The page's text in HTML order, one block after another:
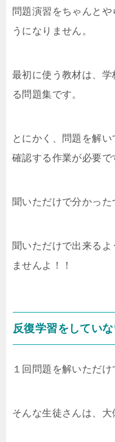
問題演習をちゃんと
うになりません。
最初に使う教材は、
る問題集です。
とにかく、問題を解
確認する作業が必要で
聞いただけで分かった
聞いただけで出来る
ませんよ！！
反復学習をしてい
１回問題を解いただけ
そんな生徒さんは、大